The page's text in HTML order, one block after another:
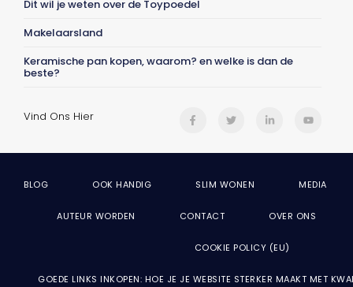
Dit wil je weten over de Toypoedel
Makelaarsland
Keramische pan kopen, waarom? en welke is dan de
beste?
Vind Ons Hier
BLOG OOK HANDIG SLIM WONEN MEDIA
AUTEUR WORDEN CONTACT OVER ONS
COOKIE POLICY (EU)
GOEDE LINKS INKOPEN: HOE JE JE WEBSITE STERKER MAAKT MET